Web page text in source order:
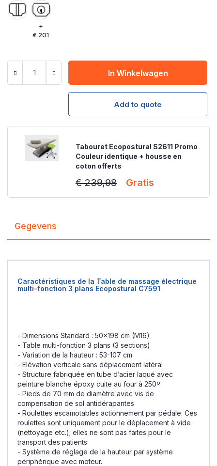
+
€ 201
In Winkelwagen
Add to quote
Tabouret Ecopostural S2611 Promo
Couleur identique + housse en
coton offerts
€ 239,98 Gratis
Gegevens
Caractéristiques de la Table de massage électrique
multi-fonction 3 plans Ecopostural C7591
- Dimensions Standard : 50x198 cm (M16)
- Table multi-fonction 3 plans (3 sections)
- Variation de la hauteur : 53-107 cm
- Elévation verticale sans déplacement latéral
- Structure fabriquée en tube d’acier laqué avec
peinture blanche époxy cuite au four à 250º
- Pieds de 70 mm de diamètre avec vis de
compensation de sol antidérapantes
- Roulettes escamotables actionnement par pédale. Ces
roulettes sont uniquement pour le déplacement à vide
(nettoyage etc.); elles ne sont pas faites pour le
transport des patients
- Système de réglage de la hauteur par système
périphérique avec moteur.